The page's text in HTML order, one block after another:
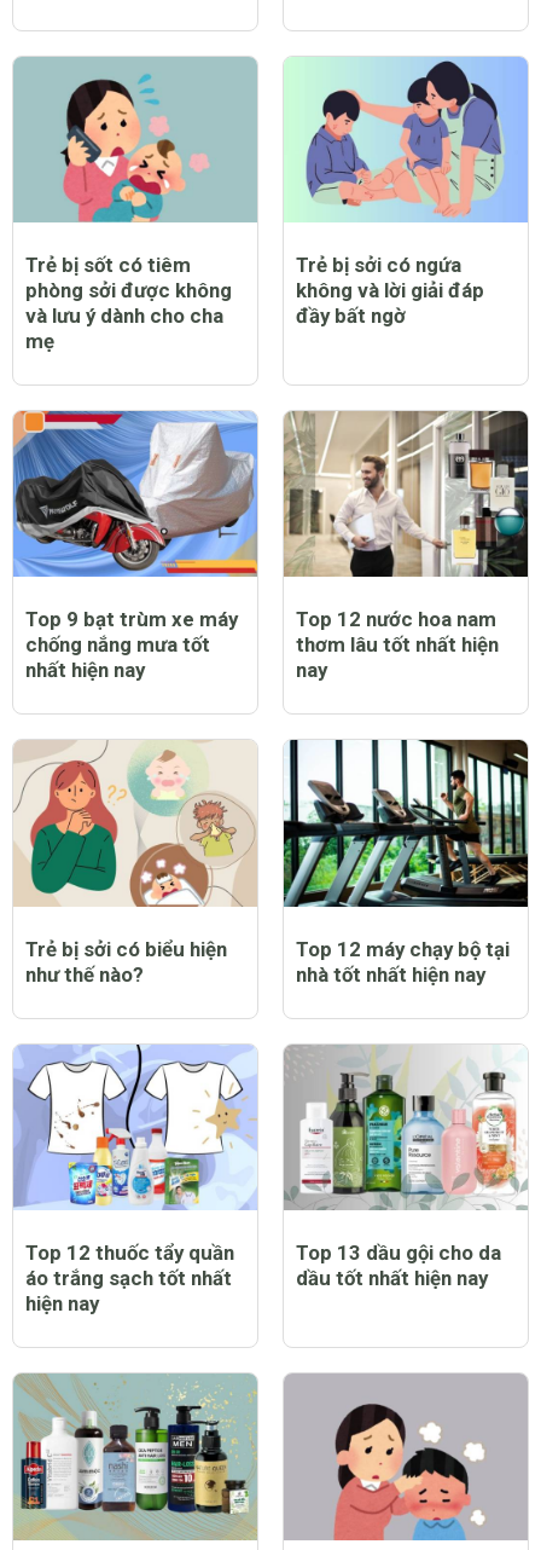
Trẻ bị sốt có tiêm
phòng sởi được không
và lưu ý dành cho cha
mẹ
Trẻ bị sởi có ngứa
không và lời giải đáp
đầy bất ngờ
Top 9 bạt trùm xe máy
chống nắng mưa tốt
nhất hiện nay
Top 12 nước hoa nam
thơm lâu tốt nhất hiện
nay
Trẻ bị sởi có biểu hiện
như thế nào?
Top 12 máy chạy bộ tại
nhà tốt nhất hiện nay
Top 12 thuốc tẩy quần
áo trắng sạch tốt nhất
hiện nay
Top 13 dầu gội cho da
dầu tốt nhất hiện nay